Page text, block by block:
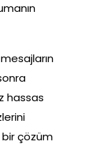
hassas
çözüm